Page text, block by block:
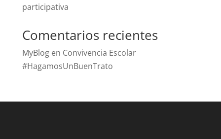
participativa
Comentarios recientes
MyBlogen Convivencia Escolar
#HagamosUnBuenTrato